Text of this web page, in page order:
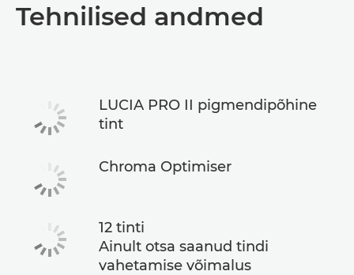
Tehnilised andmed
LUCIA PRO II pigmendipõhine
tint
Chroma Optimiser
12 tinti
Ainult otsa saanud tindi
vahetamise võimalus